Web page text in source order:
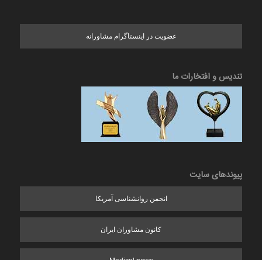
عضویت در اینستاگرام مشاورانه
تندیس و افتخارات ما
پیوندهای سایت
انجمن روانشناسی آمریکا
کانون مشاوران ایران